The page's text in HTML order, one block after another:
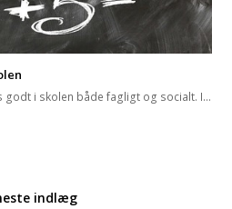
godt i skolen både fagligt og socialt. I…
indlæg